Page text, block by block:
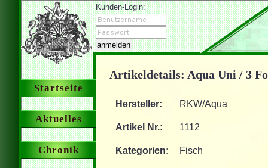
Kunden-Login:
Startseite
Aktuelles
Chronik
Artikeldetails: Aqua Uni / 3
Hersteller: RKW/Aqua
Artikel Nr.: 1112
Kategorien: Fisch